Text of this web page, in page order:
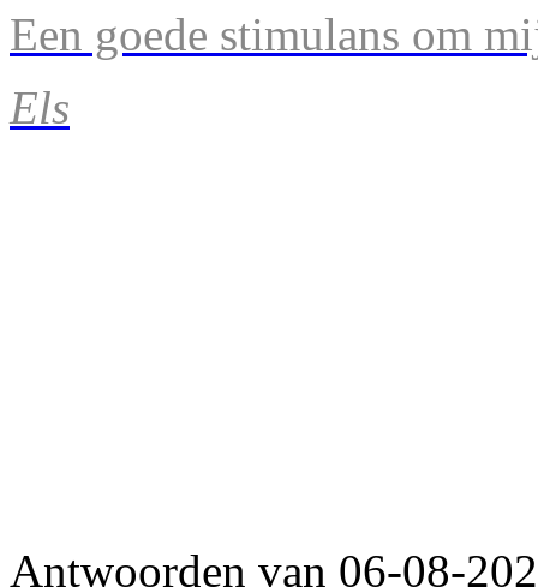
Een goede stimulans om
Els
Antwoorden van 06-08-